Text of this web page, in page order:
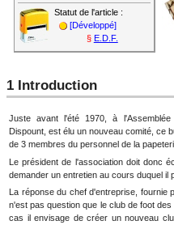
Statut de l'article :
[Développé]
§ E.D.F.
1 Introduction
Juste avant l'été 1970, à
Dispount, est élu un nouveau comité, ce
de 3 membres du personnel de la
Le président de l'association doit donc
demander un entretien au cours duquel il
La réponse du chef d'entreprise,
n'est pas question que le club de foot
cas il envisage de créer un nouveau